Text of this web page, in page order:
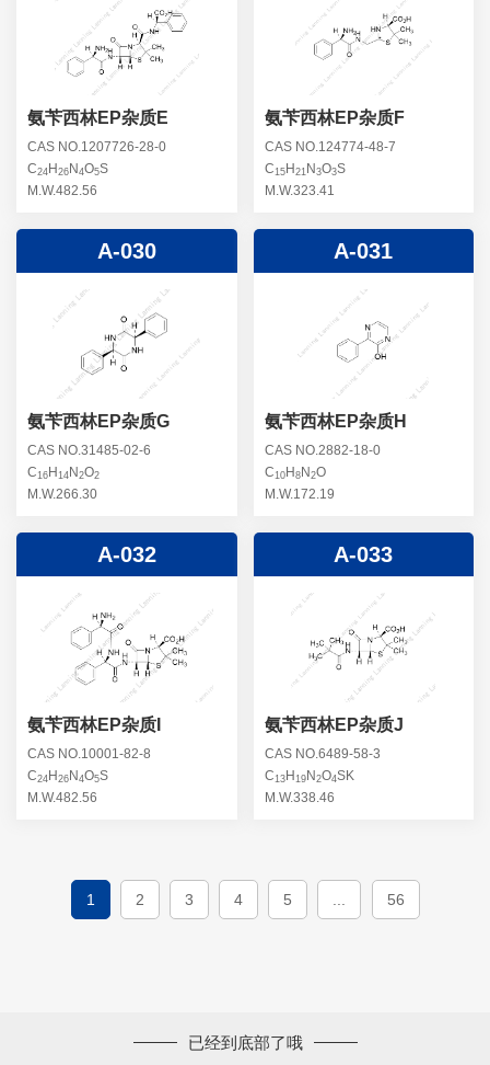
氨苄西林EP杂质E
CAS NO.1207726-28-0
C24 H 26 N 4O5S
M.W.482.56
氨苄西林EP杂质F
CAS NO.124774-48-7
C15H 21 N 3O3S
M.W.323.41
A-030
氨苄西林EP杂质G
CAS NO.31485-02-6
C16 H 14 N 2O2
M.W.266.30
A-031
氨苄西林EP杂质H
CAS NO.2882-18-0
C10H 8N 2O
M.W.172.19
A-032
氨苄西林EP杂质I
CAS NO.10001-82-8
C24 H 26 N 4O5S
M.W.482.56
A-033
氨苄西林EP杂质J
CAS NO.6489-58-3
C13H 19N 2O4SK
M.W.338.46
1 2 3 4 5 56
已经到底部了哦